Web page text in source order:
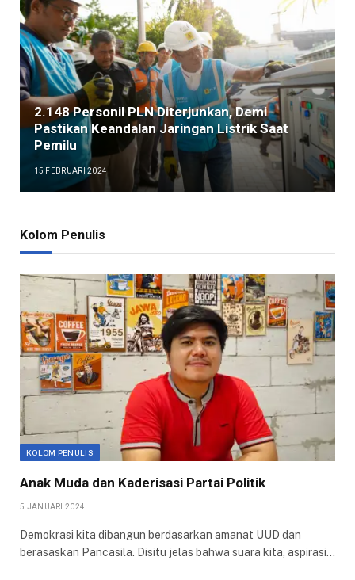
2.148 Personil PLN Diterjunkan, Demi
Pastikan Keandalan Jaringan Listrik Saat
Pemilu
15 FEBRUARI 2024
Kolom Penulis
KOLOM PENULIS
Anak Muda dan Kaderisasi Partai Politik
5 JANUARI 2024
Demokrasi kita dibangun berdasarkan amanat UUD dan
berasaskan Pancasila. Disitu jelas bahwa suara kita, aspirasi…